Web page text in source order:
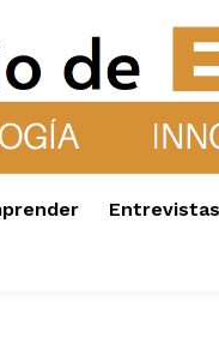
Entrevistas